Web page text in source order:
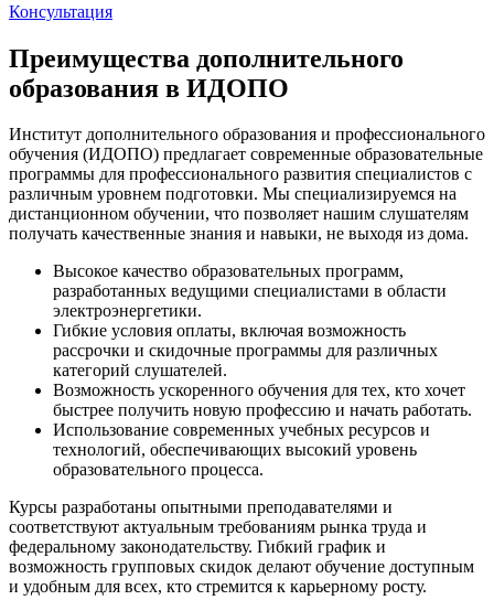
Консультация
Преимущества дополнительного
образования в ИДОПО
Институт дополнительного образования и профессионального
обучения (ИДОПО) предлагает современные образовательные
программы для профессионального развития специалистов с
различным уровнем подготовки. Мы специализируемся на
дистанционном обучении, что позволяет нашим слушателям
получать качественные знания и навыки, не выходя из дома.
Высокое качество образовательных программ,
разработанных ведущими специалистами в области
электроэнергетики.
Гибкие условия оплаты, включая возможность
рассрочки и скидочные программы для различных
категорий слушателей.
Возможность ускоренного обучения для тех, кто хочет
быстрее получить новую профессию и начать работать.
Использование современных учебных ресурсов и
технологий, обеспечивающих высокий уровень
образовательного процесса.
Курсы разработаны опытными преподавателями и
соответствуют актуальным требованиям рынка труда и
федеральному законодательству. Гибкий график и
возможность групповых скидок делают обучение доступным
и удобным для всех, кто стремится к карьерному росту.